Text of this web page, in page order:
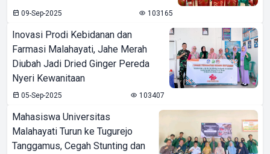
09-Sep-2025 103165
Inovasi Prodi Kebidanan dan
Farmasi Malahayati, Jahe Merah
Diubah Jadi Dried Ginger Pereda
Nyeri Kewanitaan
05-Sep-2025 103407
Mahasiswa Universitas
Malahayati Turun ke Tugurejo
Tanggamus, Cegah Stunting dan